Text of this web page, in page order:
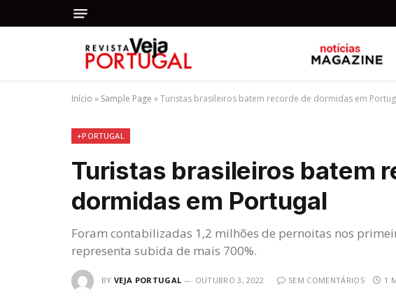
Início » Sample Page »Turistas brasileiros batem recorde de dormidas em
+PORTUGAL
Turistas brasileiros batem
dormidas em Portugal
Foram contabilizadas 1,2 milhões de pernoitas nos
representa subida de mais 700%.
BY VEJA PORTUGAL OUTUBRO 3, 2022 SEM COMENTÁRIOS 1